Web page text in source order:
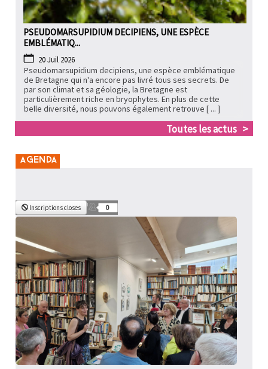
PSEUDOMARSUPIDIUM DECIPIENS, UNE ESPÈCE
EMBLÉMATIQ...
20 Juil 2026
Pseudomarsupidium decipiens, une espèce emblématique
de Bretagne qui n'a encore pas livré tous ses secrets. De
par son climat et sa géologie, la Bretagne est
particulièrement riche en bryophytes. En plus de cette
belle diversité, nous pouvons également retrouve [ ... ]
Toutes les actus
Inscriptions closes 0